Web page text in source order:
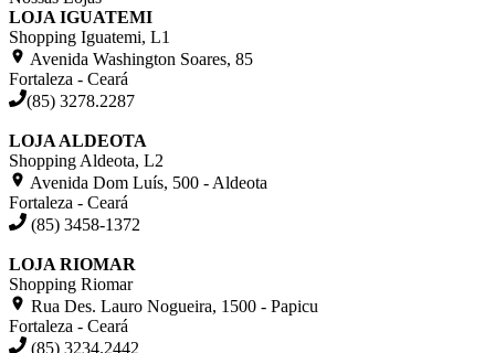
LOJA IGUATEMI
Shopping Iguatemi, L1
Avenida Washington Soares, 85
Fortaleza - Ceará
(85) 3278.2287
LOJA ALDEOTA
Shopping Aldeota, L2
Avenida Dom Luís, 500 - Aldeota
Fortaleza - Ceará
(85) 3458-1372
LOJA RIOMAR
Shopping Riomar
Rua Des. Lauro Nogueira, 1500 - Papicu
Fortaleza - Ceará
(85) 3234.2442